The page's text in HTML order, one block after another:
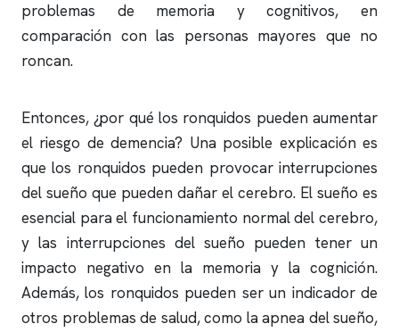
problemas de memoria y cognitivos, en
comparación con las personas mayores que no
roncan.
Entonces, ¿por qué los ronquidos pueden aumentar
el riesgo de demencia? Una posible explicación es
que los ronquidos pueden provocar interrupciones
del sueño que pueden dañar el cerebro. El sueño es
esencial para el funcionamiento normal del cerebro,
y las interrupciones del sueño pueden tener un
impacto negativo en la memoria y la cognición.
Además, los ronquidos pueden ser un indicador de
otros problemas de salud, como laapnea del sueño,